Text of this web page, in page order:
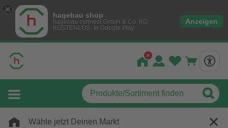
hagebau shop
hagebau connect GmbH & Co. KG
KOSTENLOS- In Google Play
Anzeigen
Wähle jetzt Deinen Markt